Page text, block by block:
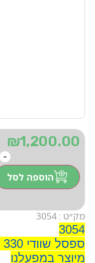
מק״ט : 3054
3054
מיוצר במפעלנו
₪1,200.00
-
הוספה לסל